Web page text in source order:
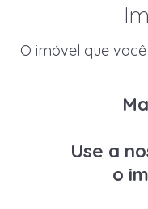
O imóvel que
Use a
o